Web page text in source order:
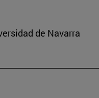
de Navarra